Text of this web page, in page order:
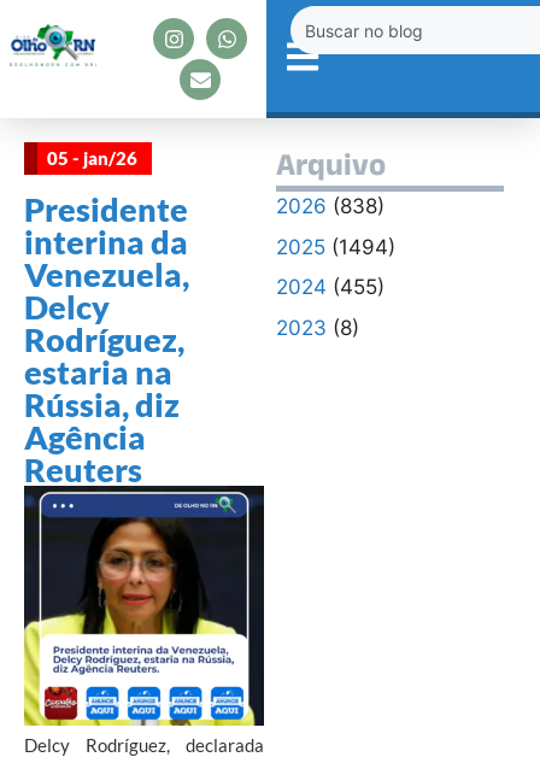
05 - jan/26
Presidente
interina da
Venezuela,
Delcy
Rodríguez,
estaria na
Rússia, diz
Agência
Reuters
Delcy Rodríguez, declarada
Arquivo
2026 (838)
2025(1494)
2024 (455)
2023 (8)